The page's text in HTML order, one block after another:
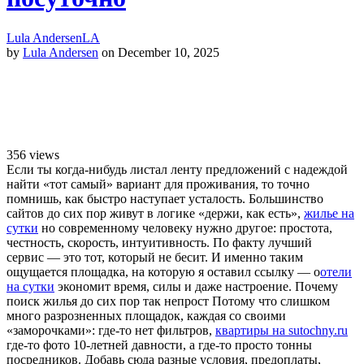
Lula AndersenLA
by Lula Andersen on December 10, 2025
356 views
Если ты когда-нибудь листал ленту предложений с надеждой
найти «тот самый» вариант для проживания, то точно
помнишь, как быстро наступает усталость. Большинство
сайтов до сих пор живут в логике «держи, как есть», жилье на
сутки но современному человеку нужно другое: простота,
честность, скорость, интуитивность. По факту лучший
сервис — это тот, который не бесит. И именно таким
ощущается площадка, на которую я оставил ссылку — оотели
на сутки экономит время, силы и даже настроение. Почему
поиск жилья до сих пор так непрост Потому что слишком
много разрозненных площадок, каждая со своими
«заморочками»: где-то нет фильтров, квартиры на sutochny.ru
где-то фото 10-летней давности, а где-то просто тонны
посредников. Добавь сюда разные условия, предоплаты,